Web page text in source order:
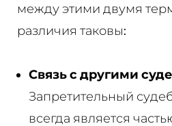
между этими двумя
различия таковы:
Связь с другими
Запретительный
всегда является